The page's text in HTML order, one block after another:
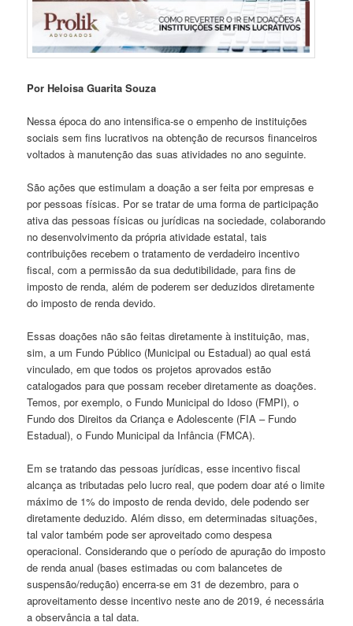
Por Heloisa Guarita Souza
Nessa época do ano intensifica-se o empenho de instituições
sociais sem fins lucrativos na obtenção de recursos financeiros
voltados à manutenção das suas atividades no ano seguinte.
São ações que estimulam a doação a ser feita por empresas e
por pessoas físicas. Por se tratar de uma forma de participação
ativa das pessoas físicas ou jurídicas na sociedade, colaborando
no desenvolvimento da própria atividade estatal, tais
contribuições recebem o tratamento de verdadeiro incentivo
fiscal, com a permissão da sua dedutibilidade, para fins de
imposto de renda, além de poderem ser deduzidos diretamente
do imposto de renda devido.
Essas doações não são feitas diretamente à instituição, mas,
sim, a um Fundo Público (Municipal ou Estadual) ao qual está
vinculado, em que todos os projetos aprovados estão
catalogados para que possam receber diretamente as doações.
Temos, por exemplo, o Fundo Municipal do Idoso (FMPI), o
Fundo dos Direitos da Criança e Adolescente (FIA – Fundo
Estadual), o Fundo Municipal da Infância (FMCA).
Em se tratando das pessoas jurídicas, esse incentivo fiscal
alcança as tributadas pelo lucro real, que podem doar até o limite
máximo de 1% do imposto de renda devido, dele podendo ser
diretamente deduzido. Além disso, em determinadas situações,
tal valor também pode ser aproveitado como despesa
operacional. Considerando que o período de apuração do imposto
de renda anual (bases estimadas ou com balancetes de
suspensão/redução) encerra-se em 31 de dezembro, para o
aproveitamento desse incentivo neste ano de 2019, é necessária
a observância a tal data.